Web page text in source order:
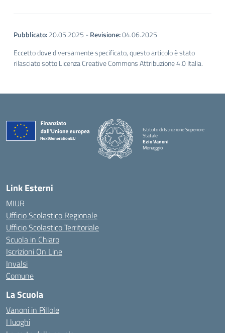
Pubblicato:20.05.2025 -Revisione:04.06.2025
Eccetto dove diversamente specificato, questo articolo è stato
rilasciato sotto Licenza Creative Commons Attribuzione 4.0 Italia.
Istituto di Istruzione Superiore
Statale
Ezio Vanoni
Menaggio
— Visita la pagina iniziale della scuola
Link Esterni
MIUR
Ufficio Scolastico Regionale
Ufficio Scolastico Territoriale
Scuola in Chiaro
Iscrizioni On Line
Invalsi
Comune
La Scuola
Vanoni in Pillole
I luoghi